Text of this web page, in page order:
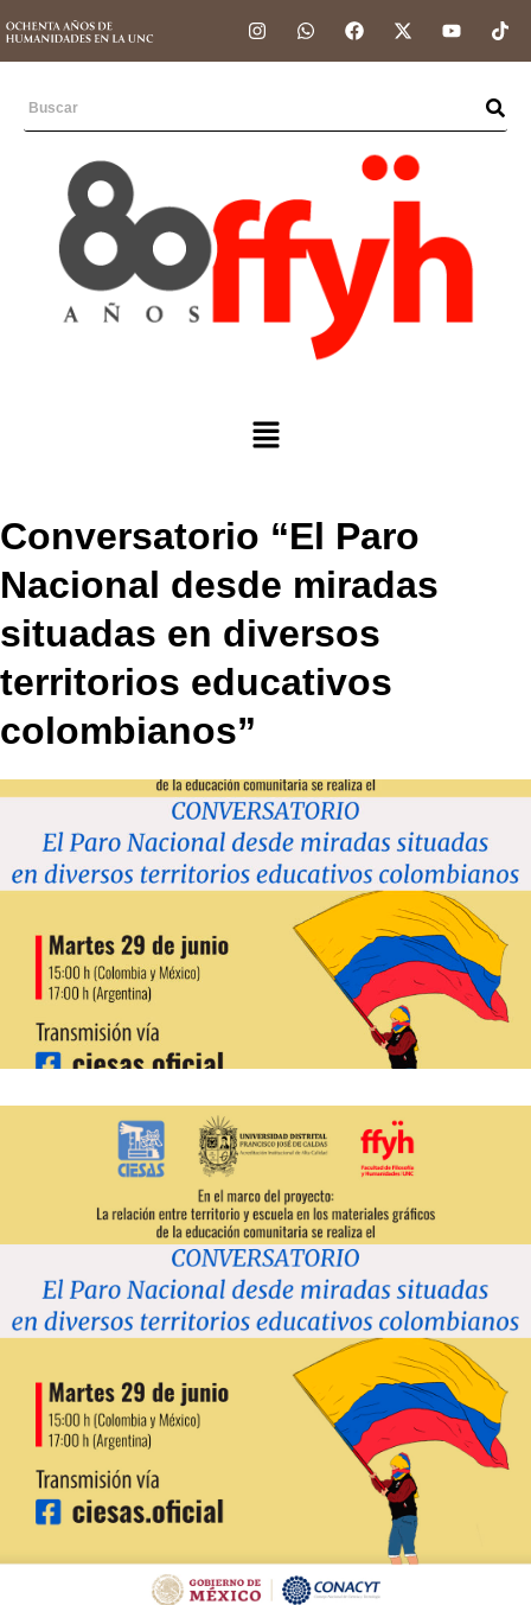
Conversatorio “El Paro
Nacional desde miradas
situadas en diversos
territorios educativos
colombianos”